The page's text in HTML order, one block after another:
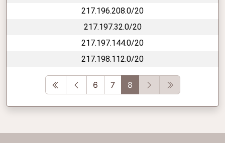
217.196.208.0/20
217.197.32.0/20
217.197.144.0/20
217.198.112.0/20
First Previous
6 7 8 Next Last